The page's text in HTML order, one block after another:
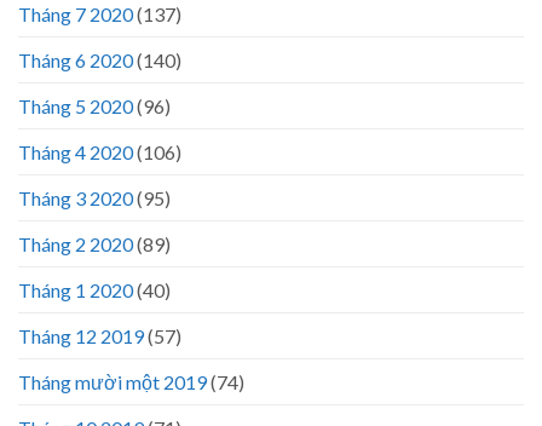
Tháng 7 2020(137)
Tháng 6 2020(140)
Tháng 5 2020(96)
Tháng 4 2020(106)
Tháng 3 2020(95)
Tháng 2 2020(89)
Tháng 1 2020(40)
Tháng 12 2019(57)
Tháng mười một 2019(74)